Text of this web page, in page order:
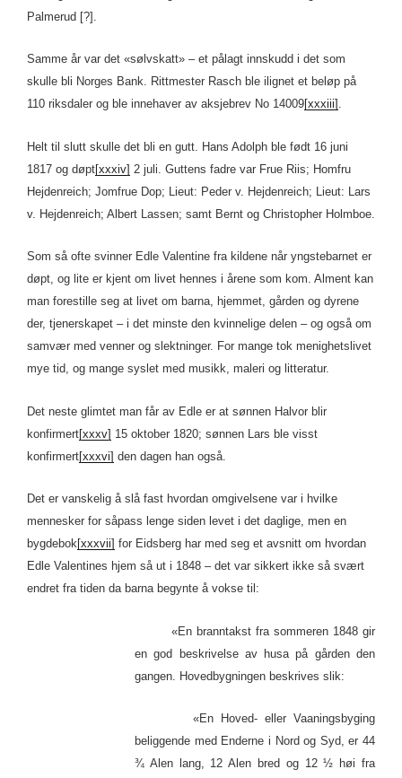
Palmerud [?].
Samme år var det «sølvskatt» – et pålagt innskudd i det som
skulle bli Norges Bank. Rittmester Rasch ble ilignet et beløp på
110 riksdaler og ble innehaver av aksjebrev No 14009[xxxiii] .
Helt til slutt skulle det bli en gutt. Hans Adolph ble født 16 juni
1817 og døpt[xxxiv] 2 juli. Guttens fadre var Frue Riis; Homfru
Hejdenreich; Jomfrue Dop; Lieut: Peder v. Hejdenreich; Lieut: Lars
v. Hejdenreich; Albert Lassen; samt Bernt og Christopher Holmboe.
Som så ofte svinner Edle Valentine fra kildene når yngstebarnet er
døpt, og lite er kjent om livet hennes i årene som kom. Alment kan
man forestille seg at livet om barna, hjemmet, gården og dyrene
der, tjenerskapet – i det minste den kvinnelige delen – og også om
samvær med venner og slektninger. For mange tok menighetslivet
mye tid, og mange syslet med musikk, maleri og litteratur.
Det neste glimtet man får av Edle er at sønnen Halvor blir
konfirmert[xxxv] 15 oktober 1820; sønnen Lars ble visst
konfirmert[xxxvi] den dagen han også.
Det er vanskelig å slå fast hvordan omgivelsene var i hvilke
mennesker for såpass lenge siden levet i det daglige, men en
bygdebok[xxxvii] for Eidsberg har med seg et avsnitt om hvordan
Edle Valentines hjem så ut i 1848 – det var sikkert ikke så svært
endret fra tiden da barna begynte å vokse til:
«En branntakst fra sommeren 1848 gir
en god beskrivelse av husa på gården den
gangen. Hovedbygningen beskrives slik:
«En Hoved- eller Vaaningsbyging
beliggende med Enderne i Nord og Syd, er 44
¾ Alen lang, 12 Alen bred og 12 ½ høi fra